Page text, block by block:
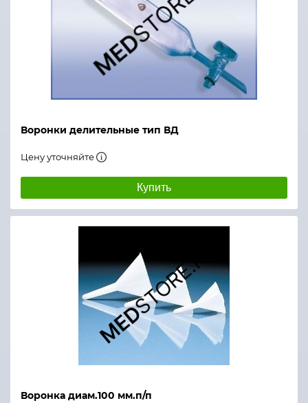
Воронки делительные тип ВД
Цену уточняйте
Купить
Воронка диам.100 мм.п/п